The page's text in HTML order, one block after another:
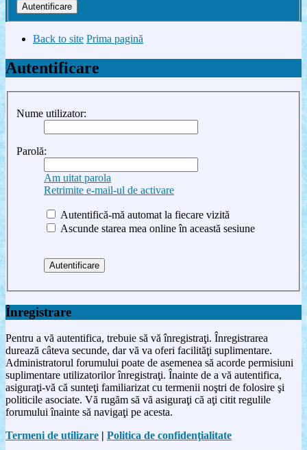
Back to site Prima pagină
Autentificare
Nume utilizator:
Parolă:
Am uitat parola
Retrimite e-mail-ul de activare
Autentifică-mă automat la fiecare vizită
Ascunde starea mea online în această sesiune
Înregistrare
Pentru a vă autentifica, trebuie să vă înregistraţi. Înregistrarea
durează câteva secunde, dar vă va oferi facilităţi suplimentare.
Administratorul forumului poate de asemenea să acorde permisiuni
suplimentare utilizatorilor înregistraţi. Înainte de a vă autentifica,
asiguraţi-vă că sunteţi familiarizat cu termenii noştri de folosire şi
politicile asociate. Vă rugăm să vă asiguraţi că aţi citit regulile
forumului înainte să navigaţi pe acesta.
Termeni de utilizare | Politica de confidenţialitate